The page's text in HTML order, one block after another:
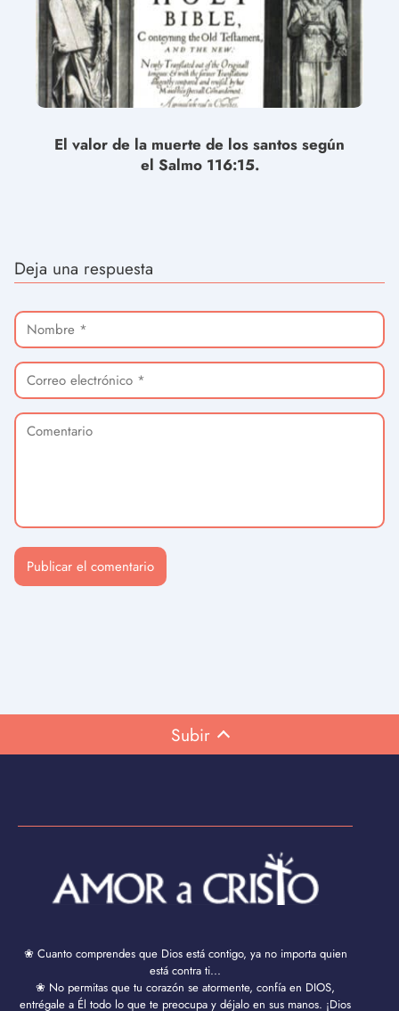
El valor de la muerte de los santos según
el Salmo 116:15.
Deja una respuesta
Subir
❀ Cuanto comprendes que Dios está contigo, ya no importa quien
está contra ti...
❀ No permitas que tu corazón se atormente, confía en DIOS,
entrégale a Él todo lo que te preocupa y déjalo en sus manos. ¡Dios